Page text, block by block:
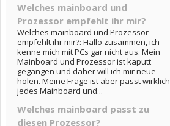
Welches mainboard und
Prozessor empfehlt ihr mir?
Welches mainboard und Prozessor
empfehlt ihr mir?: Hallo zusammen, ich
kenne mich mit PCs gar nicht aus. Mein
Mainboard und Prozessor ist kaputt
gegangen und daher will ich mir neue
holen. Meine Frage ist aber passt wirklich
jedes Mainboard und...
Welches mainboard passt zu
diesen Prozessor?